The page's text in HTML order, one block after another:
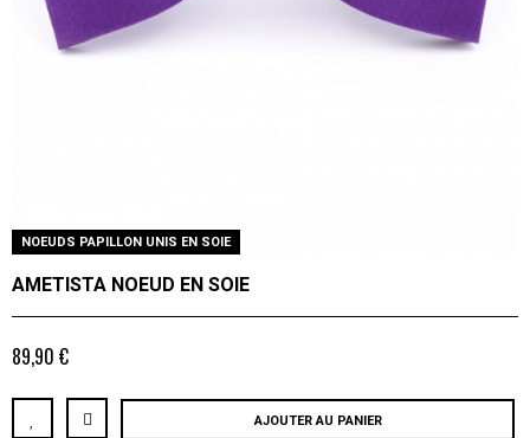
NOEUDS PAPILLON UNIS EN SOIE
AMETISTA NOEUD EN SOIE
89,90 €
AJOUTER AU PANIER